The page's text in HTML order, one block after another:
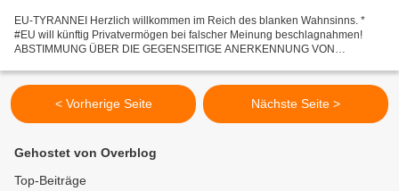
EU-TYRANNEI Herzlich willkommen im Reich des blanken Wahnsinns. *
#EU will künftig Privatvermögen bei falscher Meinung beschlagnahmen!
ABSTIMMUNG ÜBER DIE GEGENSEITIGE ANERKENNUNG VON
juristische Grundentwurf...
< Vorherige Seite Nächste Seite >
Gehostet von Overblog
Top-Beiträge